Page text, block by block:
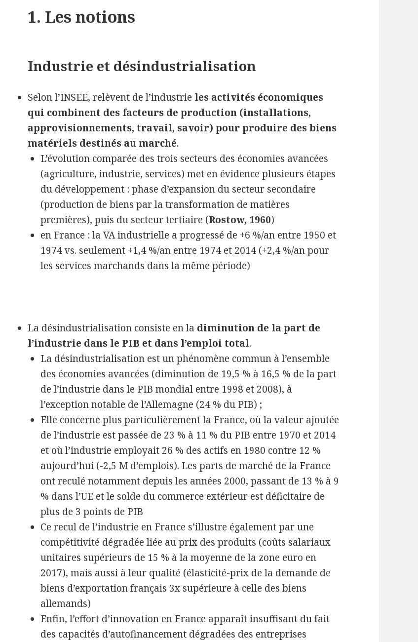
1. Les notions
Industrie et désindustrialisation
Selon l’INSEE, relèvent de l’industrie les activités économiques
qui combinent des facteurs de production (installations,
approvisionnements, travail, savoir) pour produire des biens
matériels destinés au marché.
L’évolution comparée des trois secteurs des économies avancées
(agriculture, industrie, services) met en évidence plusieurs étapes
du développement : phase d’expansion du secteur secondaire
(production de biens par la transformation de matières
premières), puis du secteur tertiaire (Rostow, 1960)
en France : la VA industrielle a progressé de +6 %/an entre 1950 et
1974 vs. seulement +1,4 %/an entre 1974 et 2014 (+2,4 %/an pour
les services marchands dans la même période)
La désindustrialisation consiste en la diminution de la part de
l’industrie dans le PIB et dans l’emploi total.
La désindustrialisation est un phénomène commun à l’ensemble
des économies avancées (diminution de 19,5 % à 16,5 % de la part
de l’industrie dans le PIB mondial entre 1998 et 2008), à
l’exception notable de l’Allemagne (24 % du PIB) ;
Elle concerne plus particulièrement la France, où la valeur ajoutée
de l’industrie est passée de 23 % à 11 % du PIB entre 1970 et 2014
et où l’industrie employait 26 % des actifs en 1980 contre 12 %
aujourd’hui (-2,5 M d’emplois). Les parts de marché de la France
ont reculé notamment depuis les années 2000, passant de 13 % à 9
% dans l’UE et le solde du commerce extérieur est déficitaire de
plus de 3 points de PIB
Ce recul de l’industrie en France s’illustre également par une
compétitivité dégradée liée au prix des produits (coûts salariaux
unitaires supérieurs de 15 % à la moyenne de la zone euro en
2017), mais aussi à leur qualité (élasticité-prix de la demande de
biens d’exportation français 3x supérieure à celle des biens
allemands)
Enfin, l’effort d’innovation en France apparaît insuffisant du fait
des capacités d’autofinancement dégradées des entreprises